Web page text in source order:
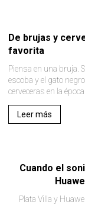
De brujas y
favorita
Piensa en una bruja.
escoba y el gato
cerveceras en la
Leer más
Cuando el
Plata Villa y